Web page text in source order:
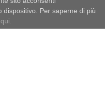
dispositivo. Per saperne di più
qui.